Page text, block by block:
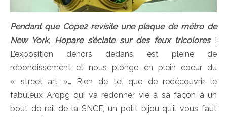
Pendant que Cope2 revisite une plaque de métro de
New York, Hopare s’éclate sur des feux tricolores !
L’exposition dehors dedans est pleine de
rebondissement et nous plonge en plein coeur du
« street art »… Rien de tel que de redécouvrir le
fabuleux Ardpg qui va redonner vie à sa façon à un
bout de rail de la SNCF, un petit bijou qu’il vous faut